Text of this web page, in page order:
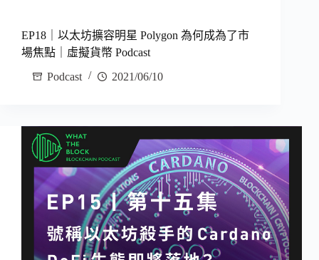
EP18｜以太坊擴容明星 Polygon 為何成為了市
場焦點｜虛擬貨幣 Podcast
Podcast
2021/06/10